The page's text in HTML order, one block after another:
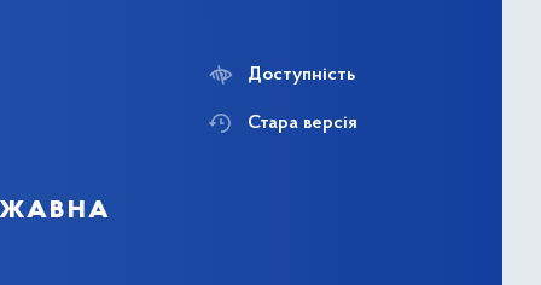
Доступність
Стара версія